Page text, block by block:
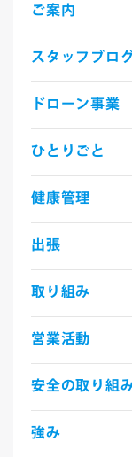
ご案内
スタッフブロ
ドローン事業
ひとりごと
健康管理
出張
取り組み
営業活動
安全の取り組
強み